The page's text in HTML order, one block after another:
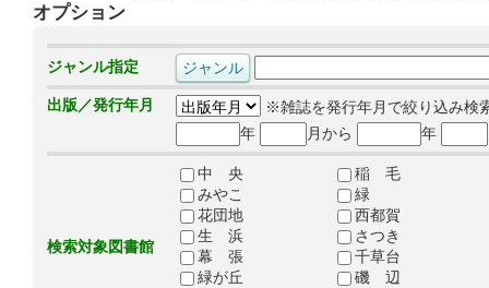
オプション
ジャンル指定
出版／発行年月
※雑誌を発行年月で絞り込み検
年
月から 年
検索対象図書館
中 央
稲 毛
みやこ
緑
花団地
西都賀
生 浜
さつき
幕 張
千草台
緑が丘
磯 辺